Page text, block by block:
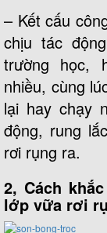
– Kết cấu
chịu tác
trường học,
nhiều, cùng
lại hay chạy
động, rung
rơi rụng ra.
2, Cách
lớp vữa rơi